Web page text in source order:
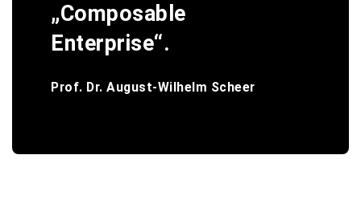
„Composable
Enterprise“.
Prof. Dr. August-Wilhelm Scheer